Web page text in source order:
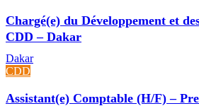
Chargé(e) du Développement et
CDD – Dakar
Dakar
CDD
Assistant(e) Comptable (H/F) –